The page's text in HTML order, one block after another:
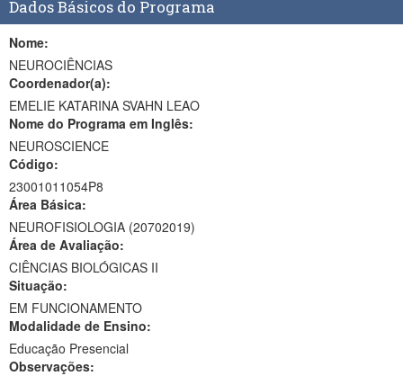
Ministério da Economia
Ministério da Infraestrutura
Ministério da Educação
Ministério da Cidadania
Ministério da Saúde
Ministério da Ciência, Tecnologia, Inovações e Comunicações
Ministério do Meio Ambiente
Ministério do Turismo
Ministério do Desenvolvimento Regional
Dados Básicos do Programa
Nome:
NEUROCIÊNCIAS
Coordenador(a):
EMELIE KATARINA SVAHN LEAO
Nome do Programa em Inglês:
NEUROSCIENCE
Código:
23001011054P8
Área Básica:
NEUROFISIOLOGIA (20702019)
Área de Avaliação:
CIÊNCIAS BIOLÓGICAS II
Situação:
EM FUNCIONAMENTO
Modalidade de Ensino:
Educação Presencial
Observações: